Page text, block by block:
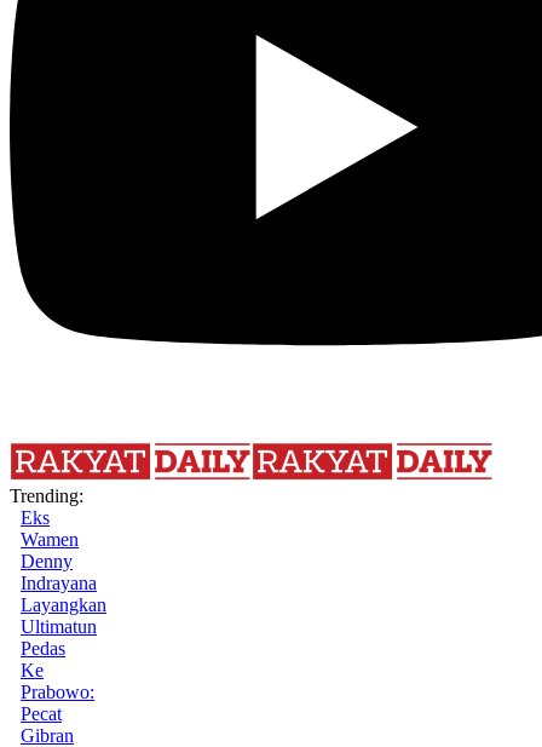
Trending:
Eks
Wamen
Denny
Indrayana
Layangkan
Ultimatun
Pedas
Ke
Prabowo:
Pecat
Gibran